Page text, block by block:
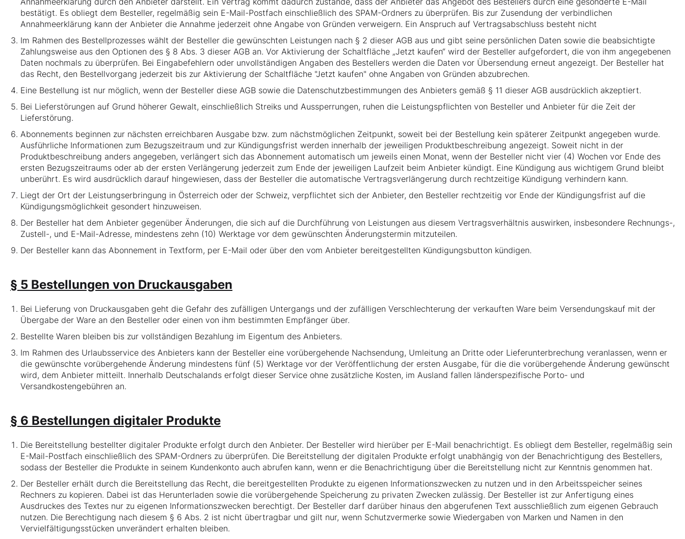
bestätigt. Es obliegt dem Besteller, regelmäßig sein E-Mail-Postfach einschließlich des SPAM-Ordners zu überprüfen. Bis zur Zusendung der verbindlichen
Annahmeerklärung kann der Anbieter die Annahme jederzeit ohne Angabe von Gründen verweigern. Ein Anspruch auf Vertragsabschluss besteht nicht
Im Rahmen des Bestellprozesses wählt der Besteller die gewünschten Leistungen nach § 2 dieser AGB aus und gibt seine persönlichen Daten sowie die beabsichtigte
Zahlungsweise aus den Optionen des § 8 Abs. 3 dieser AGB an. Vor Aktivierung der Schaltfläche „Jetzt kaufen“ wird der Besteller aufgefordert, die von ihm angegebenen
Daten nochmals zu überprüfen. Bei Eingabefehlern oder unvollständigen Angaben des Bestellers werden die Daten vor Übersendung erneut angezeigt. Der Besteller hat
das Recht, den Bestellvorgang jederzeit bis zur Aktivierung der Schaltfläche "Jetzt kaufen" ohne Angaben von Gründen abzubrechen.
Eine Bestellung ist nur möglich, wenn der Besteller diese AGB sowie die Datenschutzbestimmungen des Anbieters gemäß § 11 dieser AGB ausdrücklich akzeptiert.
Bei Lieferstörungen auf Grund höherer Gewalt, einschließlich Streiks und Aussperrungen, ruhen die Leistungspflichten von Besteller und Anbieter für die Zeit der
Lieferstörung.
Abonnements beginnen zur nächsten erreichbaren Ausgabe bzw. zum nächstmöglichen Zeitpunkt, soweit bei der Bestellung kein späterer Zeitpunkt angegeben wurde.
Ausführliche Informationen zum Bezugszeitraum und zur Kündigungsfrist werden innerhalb der jeweiligen Produktbeschreibung angezeigt. Soweit nicht in der
Produktbeschreibung anders angegeben, verlängert sich das Abonnement automatisch um jeweils einen Monat, wenn der Besteller nicht vier (4) Wochen vor Ende des
ersten Bezugszeitraums oder ab der ersten Verlängerung jederzeit zum Ende der jeweiligen Laufzeit beim Anbieter kündigt. Eine Kündigung aus wichtigem Grund bleibt
unberührt. Es wird ausdrücklich darauf hingewiesen, dass der Besteller die automatische Vertragsverlängerung durch rechtzeitige Kündigung verhindern kann.
Liegt der Ort der Leistungserbringung in Österreich oder der Schweiz, verpflichtet sich der Anbieter, den Besteller rechtzeitig vor Ende der Kündigungsfrist auf die
Kündigungsmöglichkeit gesondert hinzuweisen.
Der Besteller hat dem Anbieter gegenüber Änderungen, die sich auf die Durchführung von Leistungen aus diesem Vertragsverhältnis auswirken, insbesondere Rechnungs-,
Zustell-, und E-Mail-Adresse, mindestens zehn (10) Werktage vor dem gewünschten Änderungstermin mitzuteilen.
Der Besteller kann das Abonnement in Textform, per E-Mail oder über den vom Anbieter bereitgestellten Kündigungsbutton kündigen.
§ 5 Bestellungen von Druckausgaben
Bei Lieferung von Druckausgaben geht die Gefahr des zufälligen Untergangs und der zufälligen Verschlechterung der verkauften Ware beim Versendungskauf mit der
Übergabe der Ware an den Besteller oder einen von ihm bestimmten Empfänger über.
Bestellte Waren bleiben bis zur vollständigen Bezahlung im Eigentum des Anbieters.
Im Rahmen des Urlaubsservice des Anbieters kann der Besteller eine vorübergehende Nachsendung, Umleitung an Dritte oder Lieferunterbrechung veranlassen, wenn er
die gewünschte vorübergehende Änderung mindestens fünf (5) Werktage vor der Veröffentlichung der ersten Ausgabe, für die die vorübergehende Änderung gewünscht
wird, dem Anbieter mitteilt. Innerhalb Deutschalands erfolgt dieser Service ohne zusätzliche Kosten, im Ausland fallen länderspezifische Porto- und
Versandkostengebühren an.
§ 6 Bestellungen digitaler Produkte
Die Bereitstellung bestellter digitaler Produkte erfolgt durch den Anbieter. Der Besteller wird hierüber per E-Mail benachrichtigt. Es obliegt dem Besteller, regelmäßig sein
E-Mail-Postfach einschließlich des SPAM-Ordners zu überprüfen. Die Bereitstellung der digitalen Produkte erfolgt unabhängig von der Benachrichtigung des Bestellers,
sodass der Besteller die Produkte in seinem Kundenkonto auch abrufen kann, wenn er die Benachrichtigung über die Bereitstellung nicht zur Kenntnis genommen hat.
Der Besteller erhält durch die Bereitstellung das Recht, die bereitgestellten Produkte zu eigenen Informationszwecken zu nutzen und in den Arbeitsspeicher seines
Rechners zu kopieren. Dabei ist das Herunterladen sowie die vorübergehende Speicherung zu privaten Zwecken zulässig. Der Besteller ist zur Anfertigung eines
Ausdruckes des Textes nur zu eigenen Informationszwecken berechtigt. Der Besteller darf darüber hinaus den abgerufenen Text ausschließlich zum eigenen Gebrauch
nutzen. Die Berechtigung nach diesem § 6 Abs. 2 ist nicht übertragbar und gilt nur, wenn Schutzvermerke sowie Wiedergaben von Marken und Namen in den
Vervielfältigungsstücken unverändert erhalten bleiben.